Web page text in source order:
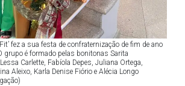
fez a sua festa de confraternização de fim de ano
grupo é formado pelas bonitonas Sarita
Carlette, Fabíola Depes, Juliana Ortega,
Aleixo, Karla Denise Fiório e Alécia Longo